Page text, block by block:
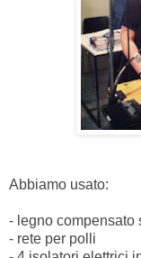
Abbiamo usato:
- legno compensato
- rete per polli